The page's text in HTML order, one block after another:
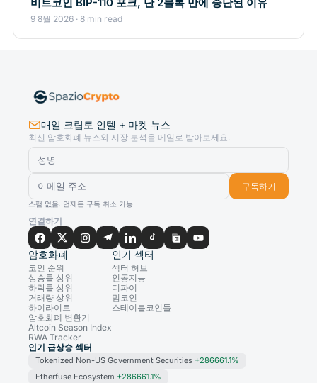
9 8월 2026 · 8 min read
매일 크립토 인텔 + 마켓 뉴스
최신 암호화폐 뉴스와 시장 분석을 메일로 받아보세요.
구독하기
스팸 없음. 언제든 구독 취소 가능.
연결하기
암호화폐
코인 순위
상승률 상위
하락률 상위
거래량 상위
하이라이트
암호화폐 변환기
Altcoin Season Index
RWA Tracker
인기 섹터
섹터 허브
인공지능
디파이
밈코인
스테이블코인들
인기 급상승 섹터
Tokenized Non-US Government Securities +286661.1%
Etherfuse Ecosystem +286661.1%